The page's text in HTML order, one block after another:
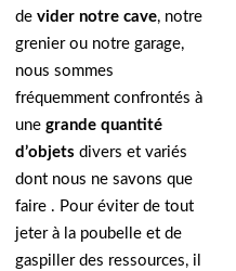
de vider notre cave, notre
grenier ou notre garage,
nous sommes
fréquemment confrontés à
une grande quantité
d’objets divers et variés
dont nous ne savons que
faire . Pour éviter de tout
jeter à la poubelle et de
gaspiller des ressources, il